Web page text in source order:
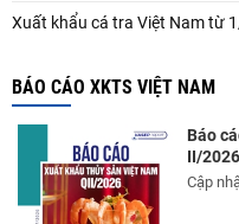
Xuất khẩu cá tra Việt Nam từ
BÁO CÁO XKTS VIỆT NAM
Báo
II/2026
Cập